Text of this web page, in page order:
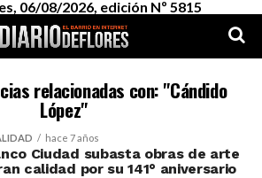
06/08/2026, edición Nº 5815
relacionadas con: "Cándido
López"
hace 7 años
Ciudad subasta obras de arte
calidad por su 141° aniversario